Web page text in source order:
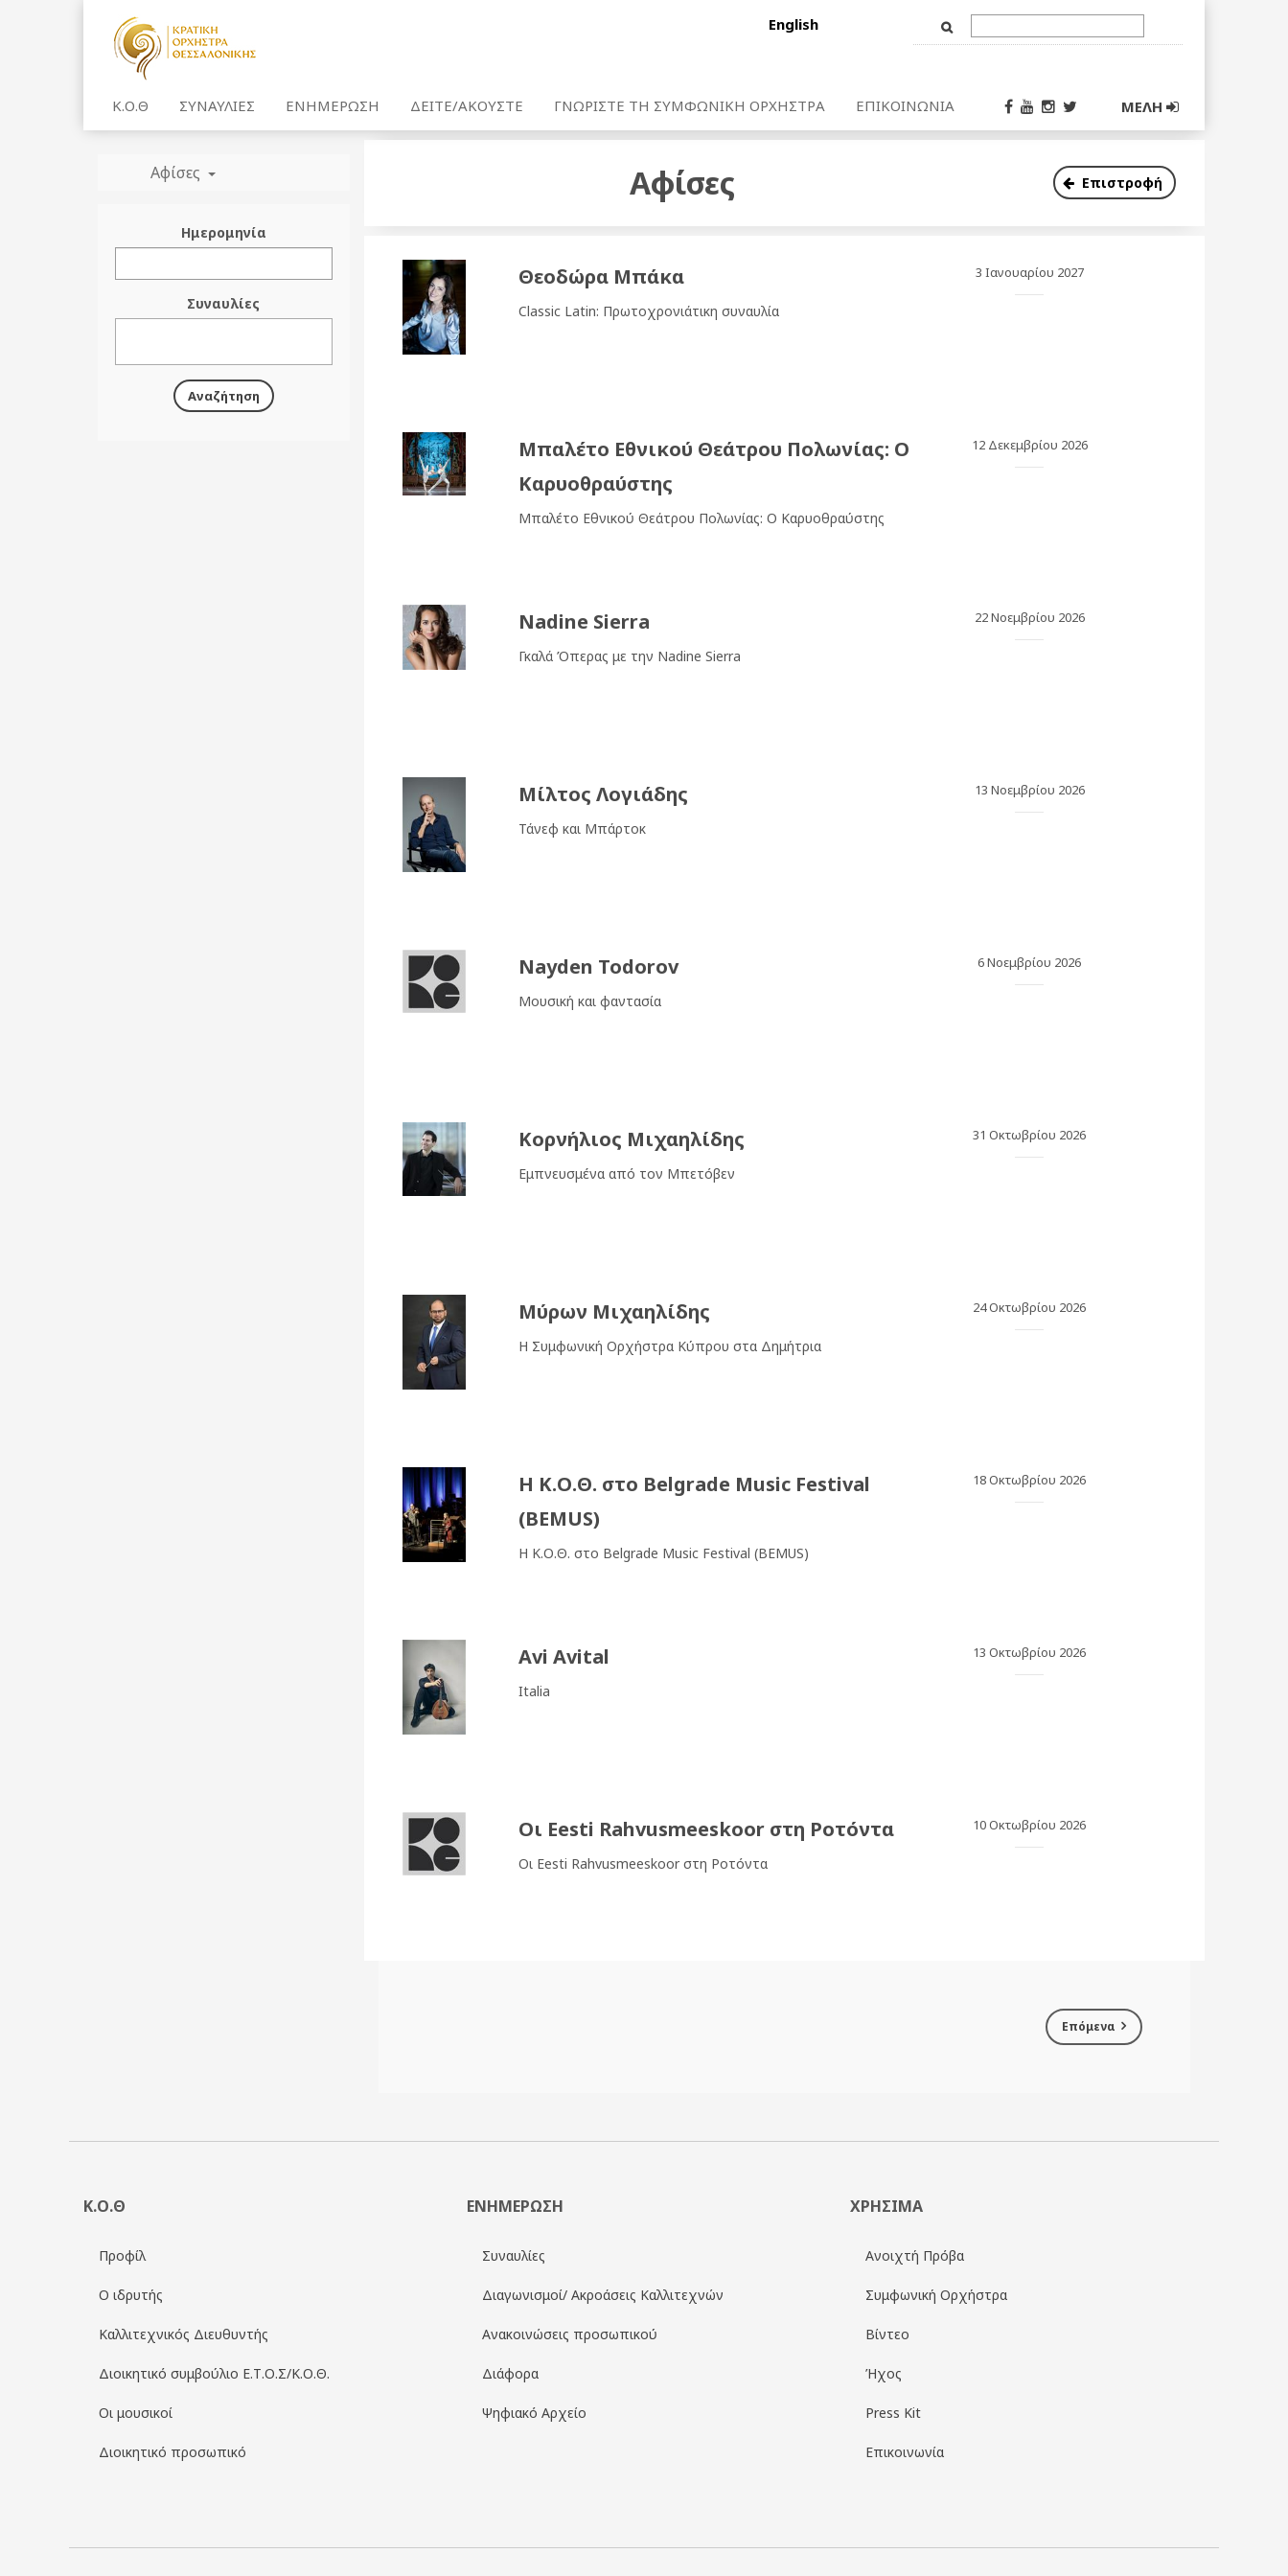
English
Input
Κ.Ο.Θ ΣΥΝΑΥΛΙΕΣ ΕΝΗΜΕΡΩΣΗ ΔΕΙΤΕ/ΑΚΟΥΣΤΕ ΓΝΩΡΙΣΤΕ ΤΗ ΣΥΜΦΩΝΙΚΗ ΟΡΧΗΣΤΡΑ ΕΠΙΚΟΙΝΩΝΙΑ ΜΕΛΗ
Αφίσες
Ημερομηνία
Συναυλίες
Αναζήτηση
Αφίσες Επιστροφή
Θεοδώρα Μπάκα
Classic Latin: Πρωτοχρονιάτικη συναυλία
3 Ιανουαρίου 2027
Μπαλέτο Εθνικού Θεάτρου Πολωνίας: Ο
Καρυοθραύστης
Μπαλέτο Εθνικού Θεάτρου Πολωνίας: Ο Καρυοθραύστης
12 Δεκεμβρίου 2026
Nadine Sierra
Γκαλά Όπερας με την Nadine Sierra
22 Νοεμβρίου 2026
Μίλτος Λογιάδης
Τάνεφ και Μπάρτοκ
13 Νοεμβρίου 2026
Nayden Todorov
Μουσική και φαντασία
6 Νοεμβρίου 2026
Κορνήλιος Μιχαηλίδης
Εμπνευσμένα από τον Μπετόβεν
31 Οκτωβρίου 2026
Μύρων Μιχαηλίδης
Η Συμφωνική Ορχήστρα Κύπρου στα Δημήτρια
24 Οκτωβρίου 2026
Η Κ.Ο.Θ. στο Belgrade Music Festival
(BEMUS)
Η Κ.Ο.Θ. στο Belgrade Music Festival (BEMUS)
18 Οκτωβρίου 2026
Avi Avital
Italia
13 Οκτωβρίου 2026
Οι Eesti Rahvusmeeskoor στη Ροτόντα
Οι Eesti Rahvusmeeskoor στη Ροτόντα
10 Οκτωβρίου 2026
Επόμενα
Κ.Ο.Θ
Προφίλ
Ο ιδρυτής
Καλλιτεχνικός Διευθυντής
Διοικητικό συμβούλιο Ε.Τ.Ο.Σ/Κ.Ο.Θ.
Οι μουσικοί
Διοικητικό προσωπικό
ΕΝΗΜΕΡΩΣΗ
Συναυλίες
Διαγωνισμοί/ Ακροάσεις Καλλιτεχνών
Ανακοινώσεις προσωπικού
Διάφορα
Ψηφιακό Αρχείο
ΧΡΗΣΙΜΑ
Ανοιχτή Πρόβα
Συμφωνική Ορχήστρα
Βίντεο
Ήχος
Press Kit
Επικοινωνία